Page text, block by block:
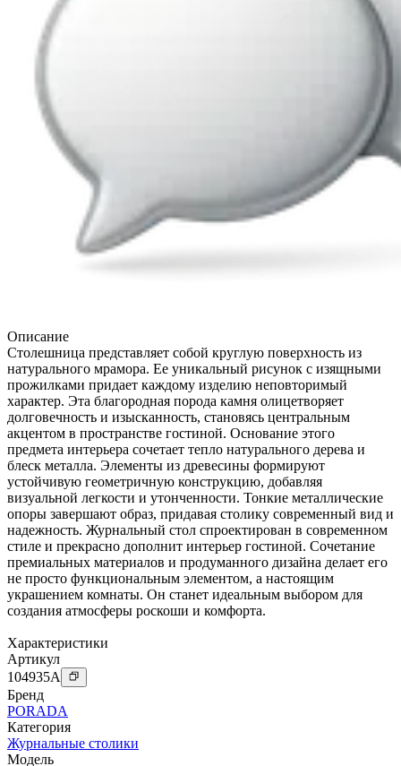
Описание
Столешница представляет собой круглую поверхность из
натурального мрамора. Ее уникальный рисунок с изящными
прожилками придает каждому изделию неповторимый
характер. Эта благородная порода камня олицетворяет
долговечность и изысканность, становясь центральным
акцентом в пространстве гостиной. Основание этого
предмета интерьера сочетает тепло натурального дерева и
блеск металла. Элементы из древесины формируют
устойчивую геометричную конструкцию, добавляя
визуальной легкости и утонченности. Тонкие металлические
опоры завершают образ, придавая столику современный вид и
надежность. Журнальный стол спроектирован в современном
стиле и прекрасно дополнит интерьер гостиной. Сочетание
премиальных материалов и продуманного дизайна делает его
не просто функциональным элементом, а настоящим
украшением комнаты. Он станет идеальным выбором для
создания атмосферы роскоши и комфорта.
Характеристики
Артикул
104935A
Бренд
PORADA
Категория
Журнальные столики
Модель